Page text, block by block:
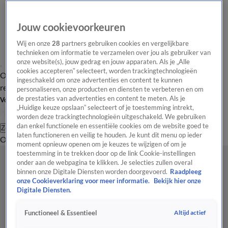
Overzicht Laatste nieuws Regionieuws Het beste van Hart
Tip de
redactie
Volg Hart van Nederland
Zoeken
OverzichtRegioUitzendingenWeerTip de redactiePanelVideo's
Jouw cookievoorkeuren
Wij en onze28 partners gebruiken cookies en vergelijkbare
technieken om informatie te verzamelen over jou als gebruiker van
onze website(s), jouw gedrag en jouw apparaten. Als je „Alle
cookies accepteren” selecteert, worden trackingtechnologieën
ingeschakeld om onze advertenties en content te kunnen
personaliseren, onze producten en diensten te verbeteren en om
de prestaties van advertenties en content te meten. Als je
„Huidige keuze opslaan” selecteert of je toestemming intrekt,
worden deze trackingtechnologieën uitgeschakeld. We gebruiken
dan enkel functionele en essentiële cookies om de website goed te
laten functioneren en veilig te houden. Je kunt dit menu op ieder
moment opnieuw openen om je keuzes te wijzigen of om je
toestemming in te trekken door op de link Cookie-instellingen
onder aan de webpagina te klikken. Je selecties zullen overal
binnen onze Digitale Diensten worden doorgevoerd. Raadpleeg
onze Cookieverklaring voor meer informatie.
Bekijk hier onze
Digitale Diensten.
Functioneel & Essentieel Altijd actief